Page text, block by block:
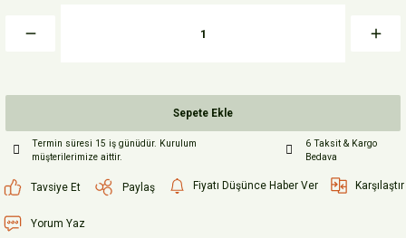
Sepete Ekle
Termin süresi 15 iş günüdür. Kurulum
müşterilerimize aittir.
6 Taksit & Kargo
Bedava
Tavsiye Et Paylaş Fiyatı Düşünce Haber Ver Karşılaştır
Yorum Yaz